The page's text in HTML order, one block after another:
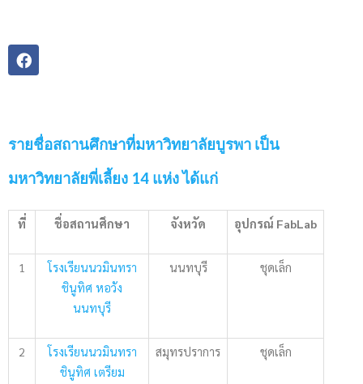
รายชื่อสถานศึกษาที่มหาวิทยาลัยบูรพา เป็น
มหาวิทยาลัยพี่เลี้ยง 14 แห่ง ได้แก่
ที่ ชื่อสถานศึกษา จังหวัด อุปกรณ์ FabLab
1
โรงเรียนนวมินทรา
ชินูทิศ หอวัง
นนทบุรี
นนทบุรี ชุดเล็ก
2
โรงเรียนนวมินทรา
ชินูทิศ เตรียม
สมุทรปราการ ชุดเล็ก